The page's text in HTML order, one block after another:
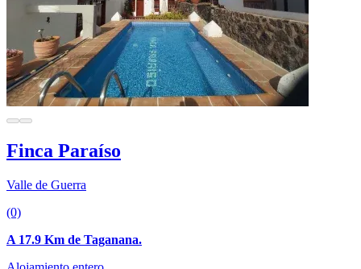
Finca Paraíso
Valle de Guerra
(0)
A 17.9 Km de Taganana.